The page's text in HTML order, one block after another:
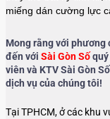
miếng dán cường lực
Mong rằng với phương
đến với Sài Gòn Số
viên và KTV Sài Gòn
dịch vụ của chúng tôi!
Tại TPHCM, ở các khu